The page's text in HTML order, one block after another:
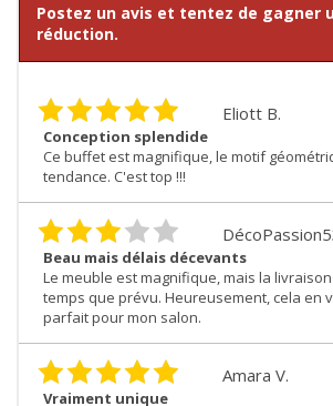
Postez un avis et tentez de gagner
réduction.
Eliott B.
Conception splendide
Ce buffet est magnifique, le motif
tendance. C'est top !!!
Beau mais délais décevants
Le meuble est magnifique, mais la
temps que prévu. Heureusement, cela en
parfait pour mon salon.
Amara V.
Vraiment unique